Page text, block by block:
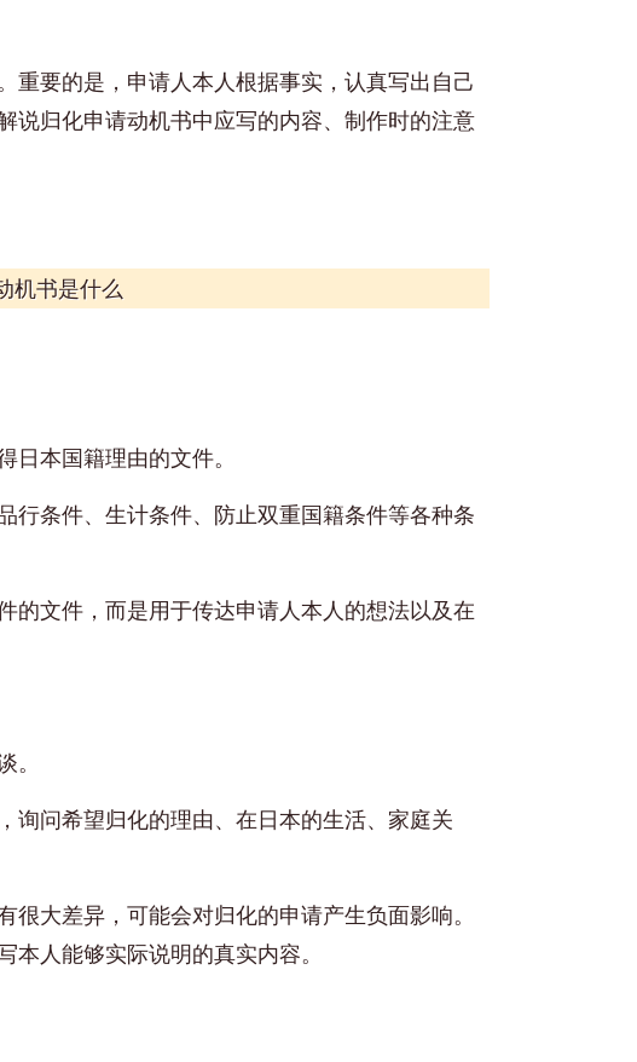
重要的是，申请人本人根据事实，认真写出自己
说归化申请动机书中应写的内容、制作时的注意
机书是什么
日本国籍理由的文件。
行条件、生计条件、防止双重国籍条件等各种条
的文件，而是用于传达申请人本人的想法以及在
。
询问希望归化的理由、在日本的生活、家庭关
大差异，可能会对归化的申请产生负面影响。
人能够实际说明的真实内容。